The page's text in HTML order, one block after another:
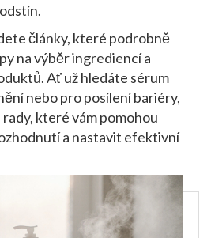
články, které podrobně
na výběr ingrediencí a
Ať už hledáte sérum
nebo pro posílení bariéry,
které vám pomohou
a nastavit efektivní